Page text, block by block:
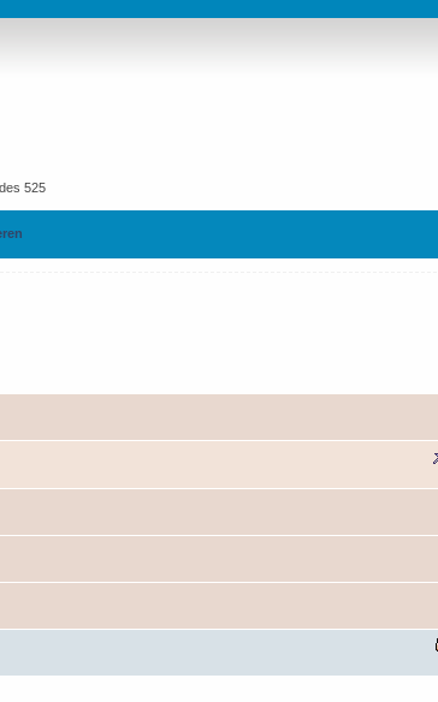
525
mehr finsteren Kreaturen aller Völker die sich
auch Kontingente der Magiergilde sowie
übernimmt Sir Gregory das Kommando über
Ziel.